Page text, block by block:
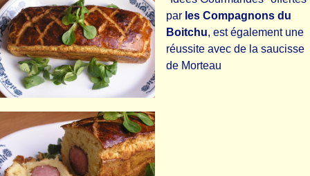
par les Compagnons du
Boitchu, est également une
réussite avec de la saucisse
de Morteau